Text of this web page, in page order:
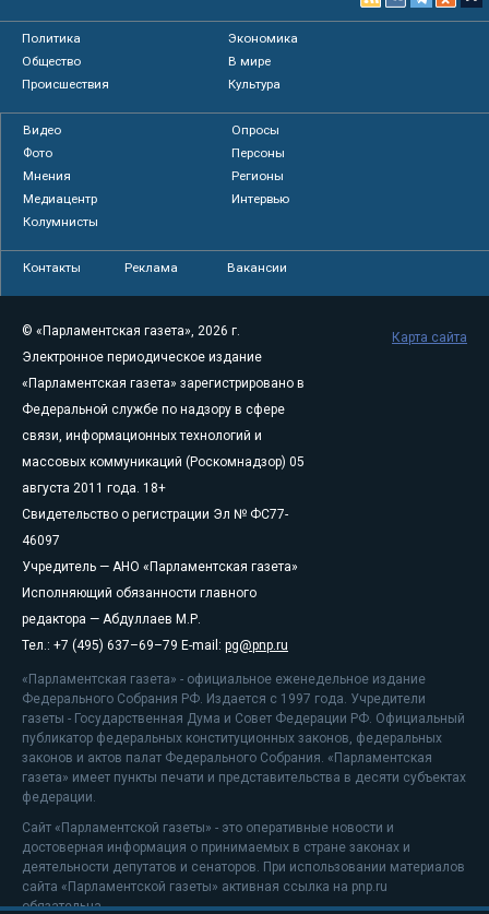
Политика
Экономика
Общество
В мире
Происшествия
Культура
Видео
Опросы
Фото
Персоны
Мнения
Регионы
Медиацентр
Интервью
Колумнисты
Контакты Реклама Вакансии
© «Парламентская газета», 2026 г.
Электронное периодическое издание
«Парламентская газета» зарегистрировано в
Федеральной службе по надзору в сфере
связи, информационных технологий и
массовых коммуникаций (Роскомнадзор) 05
августа 2011 года. 18+
Свидетельство о регистрации Эл № ФС77-
46097
Учредитель — АНО «Парламентская газета»
Исполняющий обязанности главного
редактора — Абдуллаев М.Р.
Тел.: +7 (495) 637–69–79 E-mail: pg@pnp.ru
«Парламентская газета» - официальное еженедельное издание
Федерального Собрания РФ. Издается с 1997 года. Учредители
газеты - Государственная Дума и Совет Федерации РФ. Официальный
публикатор федеральных конституционных законов, федеральных
законов и актов палат Федерального Собрания. «Парламентская
газета» имеет пункты печати и представительства в десяти субъектах
федерации.
Сайт «Парламентской газеты» - это оперативные новости и
достоверная информация о принимаемых в стране законах и
деятельности депутатов и сенаторов. При использовании материалов
сайта «Парламентской газеты» активная ссылка на pnp.ru
обязательна.
Карта сайта